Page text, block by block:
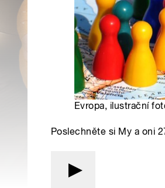
Evropa, ilustrační
Poslechněte si My a oni